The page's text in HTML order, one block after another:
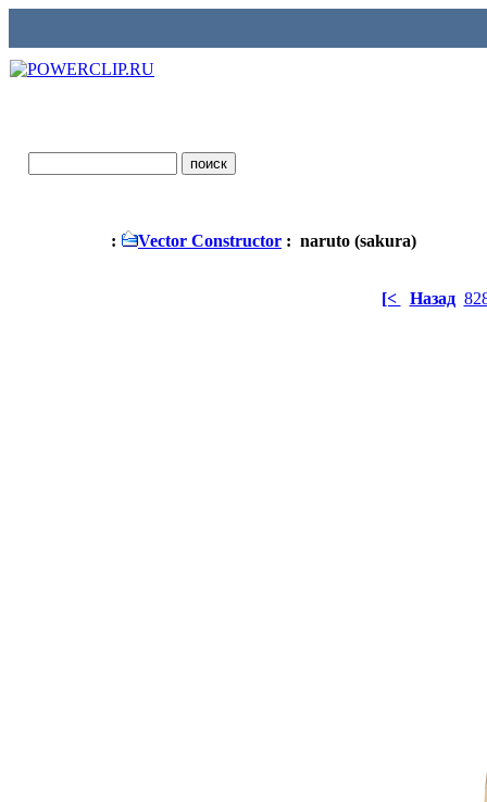
: Vector Constructor : naruto (sakura)
[< Назад